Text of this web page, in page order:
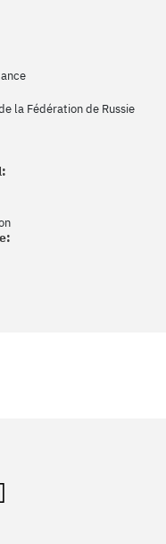
la Fédération de Russie